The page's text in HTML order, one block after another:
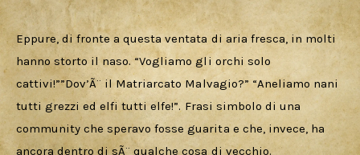
Eppure, di fronte a questa ventata di aria fresca, in molti
hanno storto il naso. “Vogliamo gli orchi solo
cattivi!””Dov’Ã¨ il Matriarcato Malvagio?” “Aneliamo nani
tutti grezzi ed elfi tutti elfe!”. Frasi simbolo di una
community che speravo fosse guarita e che, invece, ha
ancora dentro di sÃ¨ qualche cosa di vecchio.